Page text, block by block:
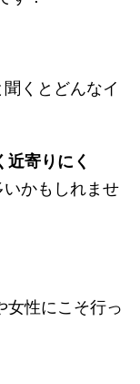
くとどんなイ
近寄りにく
かもしれませ
女性にこそ行っ